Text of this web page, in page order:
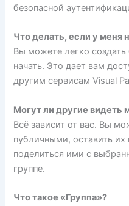
безопасной
Что делать, если у меня
Вы можете легко создать
начать. Это дает вам
другим сервисам Visual
Могут ли другие видеть
Всё зависит от вас. Вы
публичными, оставить
поделиться ими с
группе.
Что такое «Группа»?